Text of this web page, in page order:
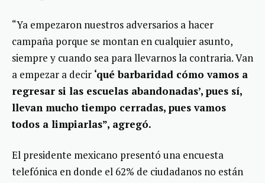
“Ya empezaron nuestros adversarios a hacer
campaña porque se montan en cualquier asunto,
siempre y cuando sea para llevarnos la contraria. Van
a empezar a decir ‘qué barbaridad cómo vamos a
regresar si las escuelas abandonadas’, pues sí,
llevan mucho tiempo cerradas, pues vamos
todos a limpiarlas”, agregó.
El presidente mexicano presentó una encuesta
telefónica en donde el 62% de ciudadanos no están